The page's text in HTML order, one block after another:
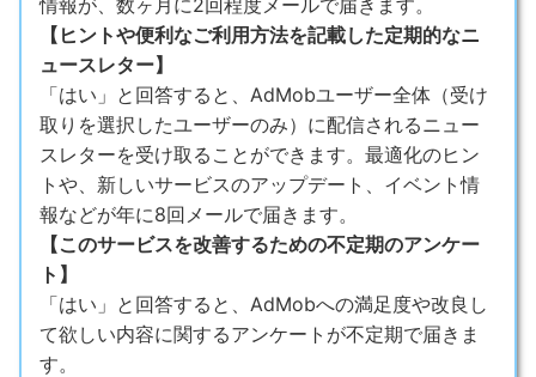
【ヒントや便利なご利用方法を記載した定期的なニ
ュースレター】
「はい」と回答すると、AdMobユーザー全体（受け
取りを選択したユーザーのみ）に配信されるニュー
スレターを受け取ることができます。最適化のヒン
トや、新しいサービスのアップデート、イベント情
報などが年に8回メールで届きます。
【このサービスを改善するための不定期のアンケー
ト】
「はい」と回答すると、AdMobへの満足度や改良し
て欲しい内容に関するアンケートが不定期で届きま
す。